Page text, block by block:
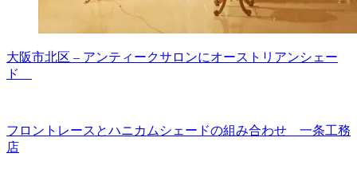
大阪市北区 – アンティークサロンにオーストリアンシェー
ド
フロントレースとハニカムシェードの組み合わせ 一条工務
店